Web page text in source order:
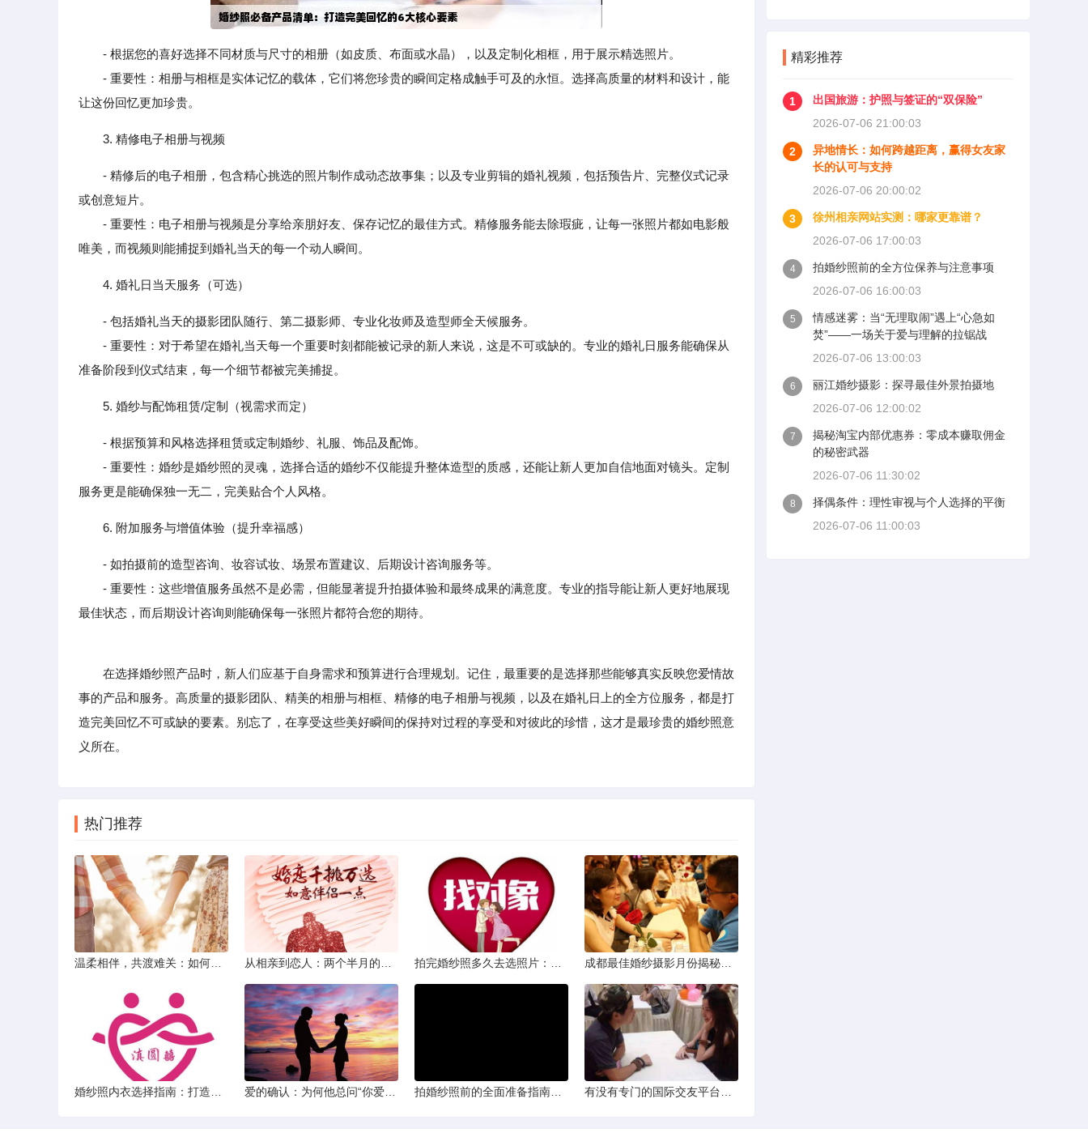
- 根据您的喜好选择不同材质与尺寸的相册（如皮质、布面或水晶），以及定制化相框，用于展示精选照片。
- 重要性：相册与相框是实体记忆的载体，它们将您珍贵的瞬间定格成触手可及的永恒。选择高质量的材料和设计，能
让这份回忆更加珍贵。
3. 精修电子相册与视频
- 精修后的电子相册，包含精心挑选的照片制作成动态故事集；以及专业剪辑的婚礼视频，包括预告片、完整仪式记录
或创意短片。
- 重要性：电子相册与视频是分享给亲朋好友、保存记忆的最佳方式。精修服务能去除瑕疵，让每一张照片都如电影般
唯美，而视频则能捕捉到婚礼当天的每一个动人瞬间。
4. 婚礼日当天服务（可选）
- 包括婚礼当天的摄影团队随行、第二摄影师、专业化妆师及造型师全天候服务。
- 重要性：对于希望在婚礼当天每一个重要时刻都能被记录的新人来说，这是不可或缺的。专业的婚礼日服务能确保从
准备阶段到仪式结束，每一个细节都被完美捕捉。
5. 婚纱与配饰租赁/定制（视需求而定）
- 根据预算和风格选择租赁或定制婚纱、礼服、饰品及配饰。
- 重要性：婚纱是婚纱照的灵魂，选择合适的婚纱不仅能提升整体造型的质感，还能让新人更加自信地面对镜头。定制
服务更是能确保独一无二，完美贴合个人风格。
6. 附加服务与增值体验（提升幸福感）
- 如拍摄前的造型咨询、妆容试妆、场景布置建议、后期设计咨询服务等。
- 重要性：这些增值服务虽然不是必需，但能显著提升拍摄体验和最终成果的满意度。专业的指导能让新人更好地展现
最佳状态，而后期设计咨询则能确保每一张照片都符合您的期待。
在选择婚纱照产品时，新人们应基于自身需求和预算进行合理规划。记住，最重要的是选择那些能够真实反映您爱情故
事的产品和服务。高质量的摄影团队、精美的相册与相框、精修的电子相册与视频，以及在婚礼日上的全方位服务，都是打
造完美回忆不可或缺的要素。别忘了，在享受这些美好瞬间的保持对过程的享受和对彼此的珍惜，这才是最珍贵的婚纱照意
义所在。
热门推荐
精彩推荐
1
出国旅游：护照与签证的“双保险”
2026-07-06 21:00:03
2
异地情长：如何跨越距离，赢得女友家
长的认可与支持
2026-07-06 20:00:02
3
徐州相亲网站实测：哪家更靠谱？
2026-07-06 17:00:03
4
拍婚纱照前的全方位保养与注意事项
2026-07-06 16:00:03
5
情感迷雾：当“无理取闹”遇上“心急如
焚”——一场关于爱与理解的拉锯战
2026-07-06 13:00:03
6
丽江婚纱摄影：探寻最佳外景拍摄地
2026-07-06 12:00:02
7
揭秘淘宝内部优惠券：零成本赚取佣金
的秘密武器
2026-07-06 11:30:02
8
择偶条件：理性审视与个人选择的平衡
2026-07-06 11:00:03